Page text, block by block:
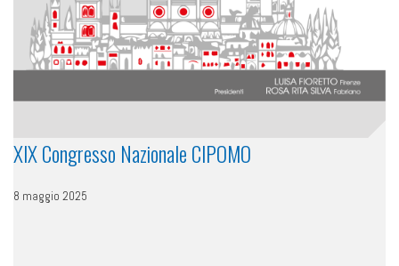
XIX Congresso Nazionale CIPOMO
8 maggio 2025